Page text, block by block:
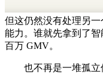
但这仍然没有处理另
能力。谁就先拿到了
百万 GMV。
也不再是一堆孤立